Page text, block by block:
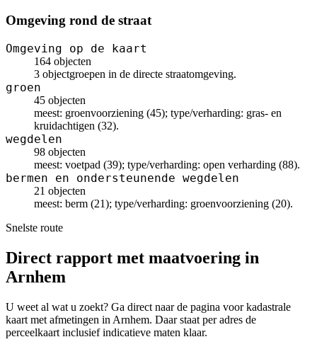
Omgeving rond de straat
Omgeving op de kaart
164 objecten
3 objectgroepen in de directe straatomgeving.
groen
45 objecten
meest: groenvoorziening (45); type/verharding: gras- en
kruidachtigen (32).
wegdelen
98 objecten
meest: voetpad (39); type/verharding: open verharding (88).
bermen en ondersteunende wegdelen
21 objecten
meest: berm (21); type/verharding: groenvoorziening (20).
Snelste route
Direct rapport met maatvoering in
Arnhem
U weet al wat u zoekt? Ga direct naar de pagina voor kadastrale
kaart met afmetingen in Arnhem. Daar staat per adres de
perceelkaart inclusief indicatieve maten klaar.